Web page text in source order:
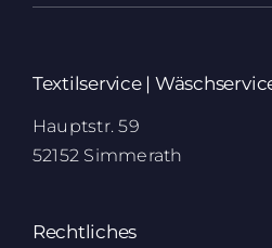
Textilservice |
Hauptstr. 59
52152 Simmerath
Rechtliches